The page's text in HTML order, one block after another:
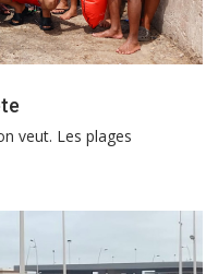
veut. Les plages